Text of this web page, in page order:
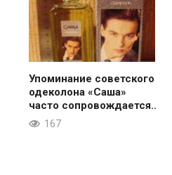
Упоминание советского
одеколона «Саша»
часто сопровождается..
167